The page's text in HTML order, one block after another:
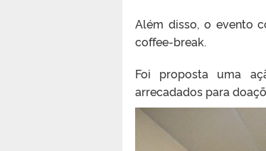
Além disso, o evento
coffee-break.
Foi proposta uma
arrecadados para